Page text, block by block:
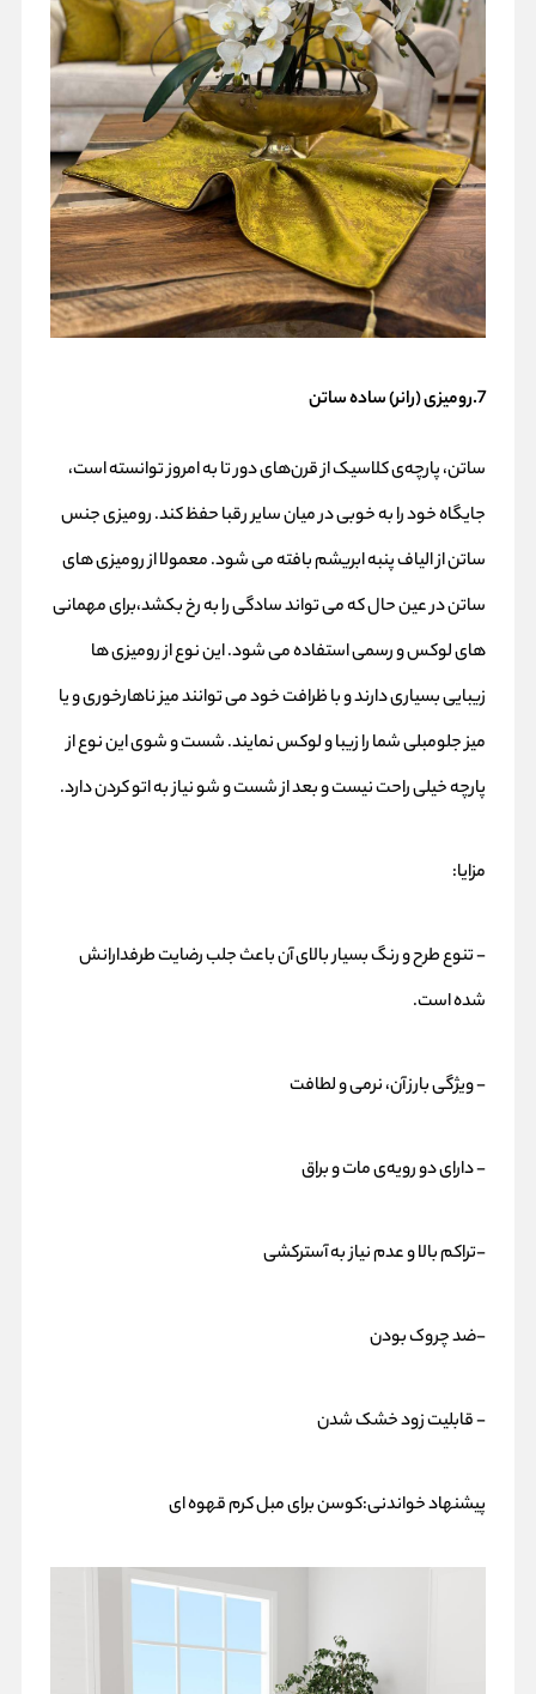
7.رومیزی (رانر) ساده ساتن
ساتن، پارچه‌ی کلاسیک از قرن‌های دور تا به امروز توانسته است،
جایگاه خود را به خوبی در میان سایر رقبا حفظ کند. رومیزی جنس
ساتن از الیاف پنبه ابریشم بافته می شود. معمولا از رومیزی های
ساتن در عین حال که می تواند سادگی را به رخ بکشد،برای مهمانی
های لوکس و رسمی استفاده می شود. این نوع از رومیزی ها
زیبایی بسیاری دارند و با ظرافت خود می توانند میز ناهارخوری و یا
میز جلومبلی شما را زیبا و لوکس نمایند. شست و شوی این نوع از
پارچه خیلی راحت نیست و بعد از شست و شو نیاز به اتو کردن دارد.
مزایا:
- تنوع طرح و رنگ بسیار بالای آن باعث جلب رضایت طرفدارانش
شده است.
- ویژگی بارز آن، نرمی و لطافت
- دارای دو رویه‌ی مات و براق
-تراکم بالا و عدم نیاز به آسترکشی
-ضد چروک بودن
- قابلیت زود خشک شدن
پیشنهاد خواندنی:کوسن برای مبل کرم قهوه ای